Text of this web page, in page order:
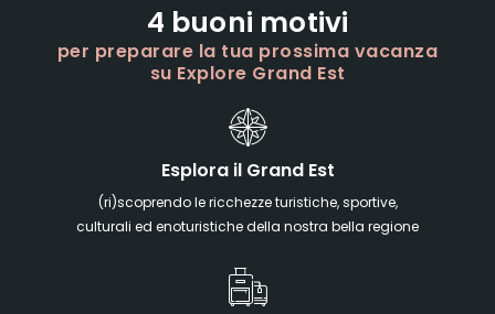
4 buoni motivi
per preparare la tua prossima vacanza
su Explore Grand Est
Esplora il Grand Est
(ri)scoprendo le ricchezze turistiche, sportive,
culturali ed enoturistiche della nostra bella regione